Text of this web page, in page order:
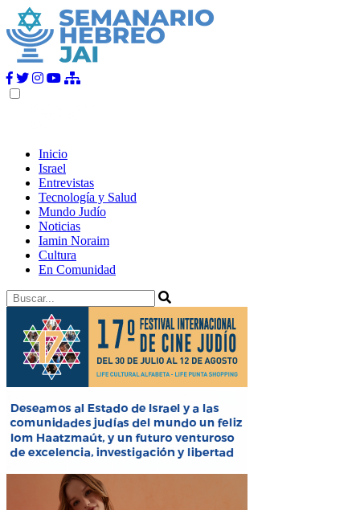
Inicio
Israel
Entrevistas
Tecnología y Salud
Mundo Judío
Noticias
Iamin Noraim
Cultura
En Comunidad